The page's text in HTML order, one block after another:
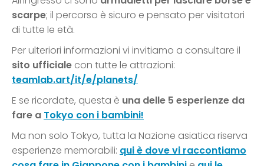
scarpe; il percorso è sicuro e pensato per visitatori
di tutte le età.
Per ulteriori informazioni vi invitiamo a consultare il
sito ufficiale con tutte le attrazioni:
teamlab.art/it/e/planets/
E se ricordate, questa è una delle 5 esperienze da
fare a Tokyo con i bambini!
Ma non solo Tokyo, tutta la Nazione asiatica riserva
esperienze memorabili: qui è dove vi raccontiamo